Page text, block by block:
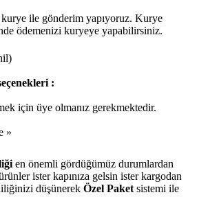
ile gönderim yapıyoruz. Kurye
ödemenizi kuryeye yapabilirsiniz.
:
için üye olmanız gerekmektedir.
»
en önemli gördüğümüz durumlardan
ister kapınıza gelsin ister kargodan
düşünerek Özel Paket sistemi ile